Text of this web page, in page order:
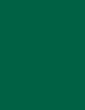
fenêtre)
fenêtre)